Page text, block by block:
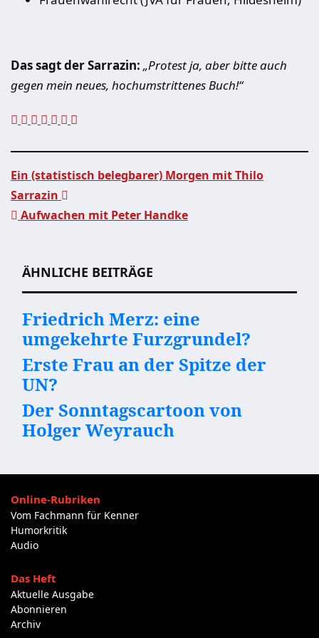
Das sagt der Sarrazin: „Protest ja, aber bitte auch
gegen mein neues, hochumstrittenes Buch!“
Beitragsnavigation
Ein (statistisch belegbarer) Morgen mit Thilo
Sarrazin
Aufwachen mit Peter Handke
ÄHNLICHE BEITRÄGE
Friedrich Merz: eine
umgekehrte Furzgrundel?
Erste Frau an der Spitze der
UN?
Der Sonntagscartoon von
Holger Weyrauch
Online-Rubriken
Vom Fachmann für Kenner
Humorkritik
Audio
Das Heft
Aktuelle Ausgabe
Abonnieren
Archiv